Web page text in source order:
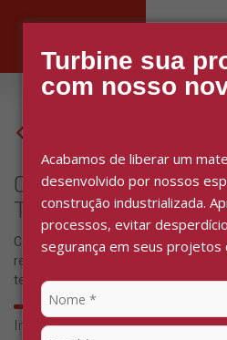
Turbine sua
com nosso
Acabamos de liberar um
desenvolvido por nossos
construção industrializada.
processos, evitar
segurança em seus projetos
Cumeeira Normal
Telha Ondulada
Complemento para telhas Ondulada,
realizar arremate no encontro de
telhado.
Instalação perfeita